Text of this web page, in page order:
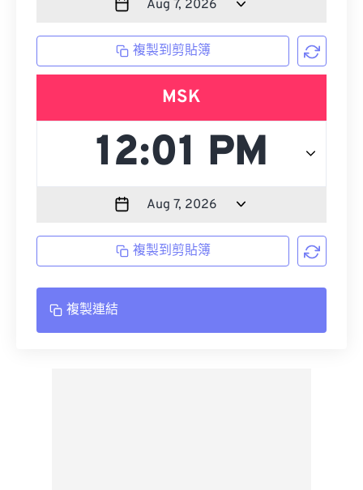
複製到剪貼簿
MSK
複製到剪貼簿
複製連結